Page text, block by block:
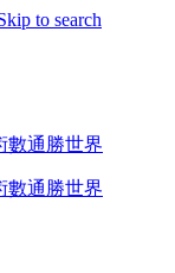
to search
數通勝世界
數通勝世界